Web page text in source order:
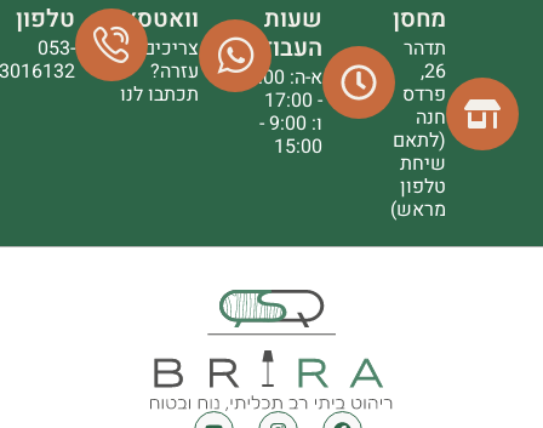
מחסן
תדהר
26,
פרדס
חנה
(לתאם
שיחת
טלפון
מראש)
שעות
העבודה
א-ה: 9:00
- 17:00
ו: 9:00 -
15:00
וואטסאפ
צריכים
עזרה?
תכתבו לנו
טלפון
053-
3016132